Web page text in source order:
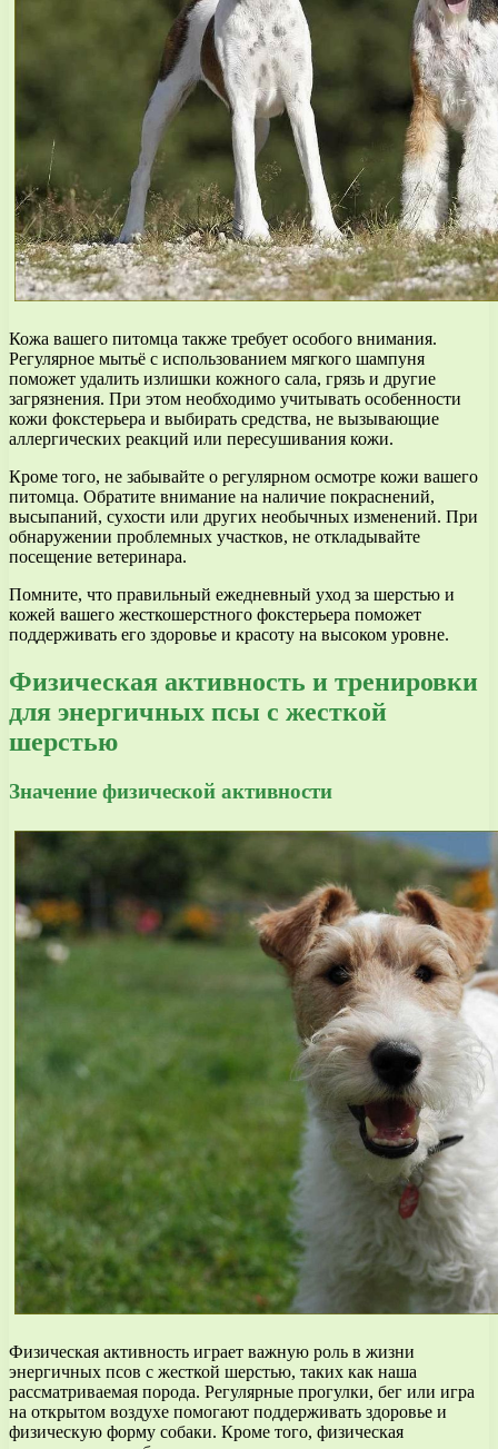
Кожа вашего питомца также требует особого внимания.
Регулярное мытьё с использованием мягкого шампуня
поможет удалить излишки кожного сала, грязь и другие
загрязнения. При этом необходимо учитывать особенности
кожи фокстерьера и выбирать средства, не вызывающие
аллергических реакций или пересушивания кожи.
Кроме того, не забывайте о регулярном осмотре кожи вашего
питомца. Обратите внимание на наличие покраснений,
высыпаний, сухости или других необычных изменений. При
обнаружении проблемных участков, не откладывайте
посещение ветеринара.
Помните, что правильный ежедневный уход за шерстью и
кожей вашего жесткошерстного фокстерьера поможет
поддерживать его здоровье и красоту на высоком уровне.
Физическая активность и тренировки
для энергичных псы с жесткой
шерстью
Значение физической активности
Физическая активность играет важную роль в жизни
энергичных псов с жесткой шерстью, таких как наша
рассматриваемая порода. Регулярные прогулки, бег или игра
на открытом воздухе помогают поддерживать здоровье и
физическую форму собаки. Кроме того, физическая